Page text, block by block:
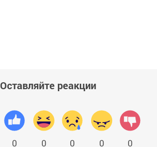
Оставляйте реакции
0 0 0 0 0